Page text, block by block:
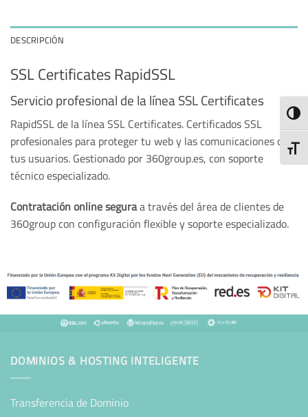
DESCRIPCIÓN
SSL Certificates RapidSSL
Servicio profesional de la línea SSL Certificates
RapidSSL de la línea SSL Certificates. Certificados SSL
profesionales para proteger tu web y las comunicaciones de
tus usuarios. Gestionado por 360group.es, con soporte
técnico especializado.
Contratación online seguraa través del área de clientes de
360group con configuración flexible y soporte especializado.
DOMINIOS & HOSTING INTELIGENTE
Transferencia de Dominio